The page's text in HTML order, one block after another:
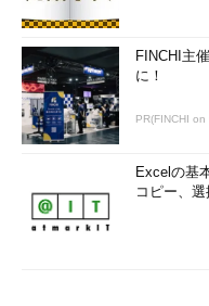
FINCHI主
に！
PR(FINCHI on
Excelの基
コピー、